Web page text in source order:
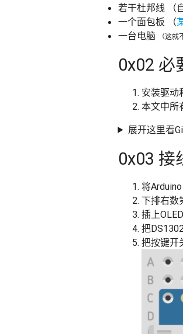
若干杜邦线 （
一个面包板 （
一台电脑
（这就
0x02 必
安装驱动
本文中所
展开这里看
0x03 接
将
下排右数
插上
把
把按键开